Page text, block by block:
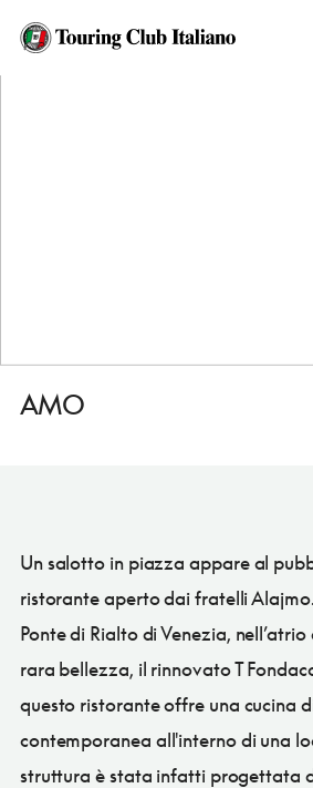
HOME
AMO
Un salotto in piazza appare al
ristorante aperto dai fratelli
Ponte di Rialto di Venezia,
rara bellezza, il rinnovato T
questo ristorante offre una cucina
contemporanea all'interno di una
struttura è stata infatti progettata